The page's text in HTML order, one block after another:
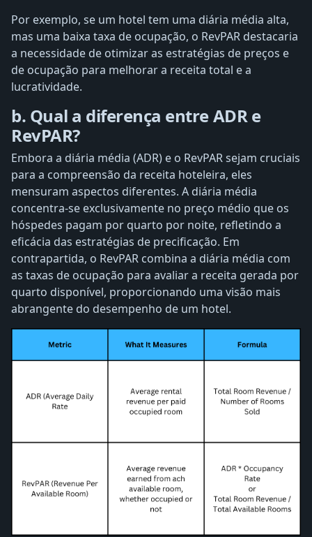
Por exemplo, se um hotel tem uma diária média alta,
mas uma baixa taxa de ocupação, o RevPAR destacaria
a necessidade de otimizar as estratégias de preços e
de ocupação para melhorar a receita total e a
lucratividade.
b. Qual a diferença entre ADR e
RevPAR?
Embora a diária média (ADR) e o RevPAR sejam cruciais
para a compreensão da receita hoteleira, eles
mensuram aspectos diferentes. A diária média
concentra-se exclusivamente no preço médio que os
hóspedes pagam por quarto por noite, refletindo a
eficácia das estratégias de precificação. Em
contrapartida, o RevPAR combina a diária média com
as taxas de ocupação para avaliar a receita gerada por
quarto disponível, proporcionando uma visão mais
abrangente do desempenho de um hotel.